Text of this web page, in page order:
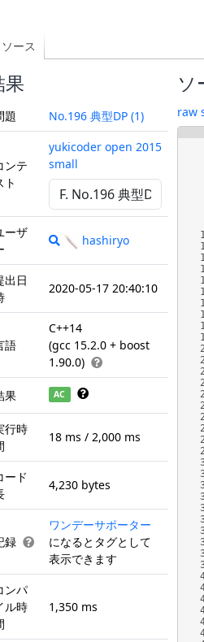
ース
果
題 No.196 典型DP (1)
ンテ
ト
yukicoder open 2015
small
ーザ
hashiryo
出日
2020-05-17 20:40:10
語
C++14
(gcc 15.2.0 + boost
1.90.0)
果 AC
行時
18 ms / 2,000 ms
ード
4,230 bytes
録
ワンデーサポーター
になるとタグとして
表示できます
ンパ
ル時
1,350 ms
ソ
raw